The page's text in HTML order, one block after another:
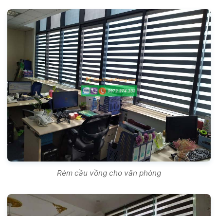
Rèm cầu vồng cho văn phòng